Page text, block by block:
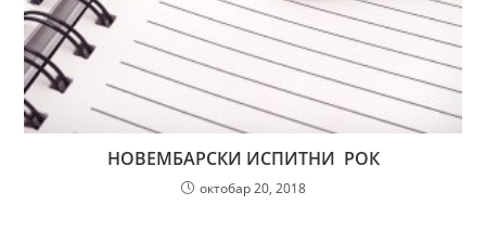
НОВЕМБАРСКИ ИСПИТНИ РОК
октобар 20, 2018